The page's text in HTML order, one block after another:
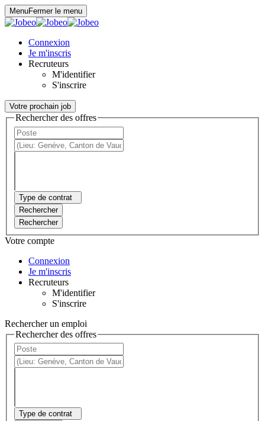
MenuFermer le menu
Connexion
Je m'inscris
Recruteurs
M'identifier
S'inscrire
Votre prochain job
Rechercher des offres
Type de contrat
Rechercher
Rechercher
Votre compte
Connexion
Je m'inscris
Recruteurs
M'identifier
S'inscrire
Rechercher un emploi
Rechercher des offres
Type de contrat
Panneau de gestion des cookies